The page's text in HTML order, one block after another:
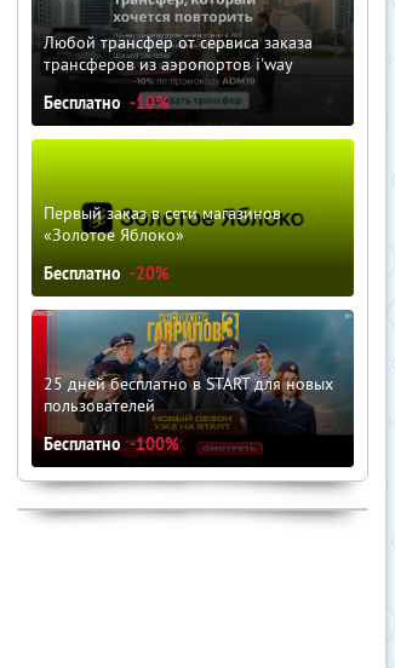
Любой трансфер от сервиса заказа
трансферов из аэропортов i'way
Бесплатно -10%
Первый заказ в сети магазинов
«Золотое Яблоко»
Бесплатно -20%
25 дней бесплатно в START для новых
пользователей
Бесплатно -100%